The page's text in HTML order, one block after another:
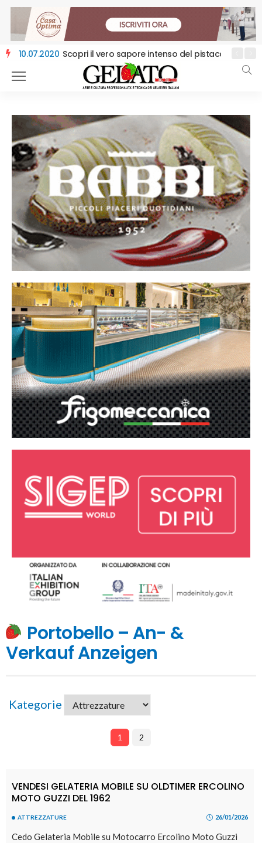
10.07.2020 Scopri il vero sapore intenso del pistacchio con
Portobello – An- &
Verkauf Anzeigen
Kategorie
1 2
VENDESI GELATERIA MOBILE SU OLDTIMER ERCOLINO
MOTO GUZZI DEL 1962
ATTREZZATURE 26/01/2026
Cedo Gelateria Mobile su Motocarro Ercolino Moto Guzzi